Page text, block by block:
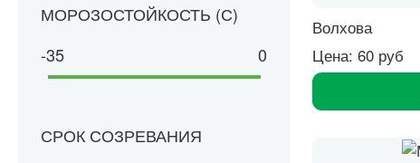
Волхова
Цена: 60 руб
МОРОЗОСТОЙКОСТЬ (С)
-35
0
СРОК СОЗРЕВАНИЯ